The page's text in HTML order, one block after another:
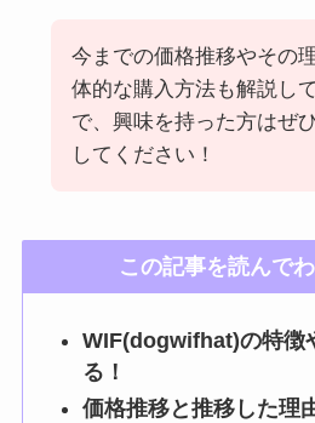
今までの価格推移やその
体的な購入方法も解説し
で、興味を持った方はぜ
してください！
この記事を読んで
WIF(dogwifhat)の特徴
る！
価格推移と推移した理